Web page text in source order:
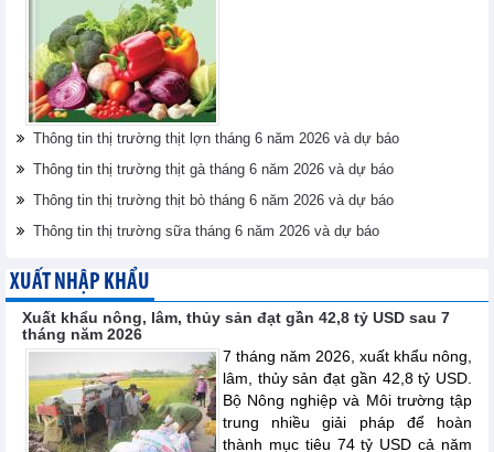
Thông tin thị trường thịt lợn tháng 6 năm 2026 và dự báo
Thông tin thị trường thịt gà tháng 6 năm 2026 và dự báo
Thông tin thị trường thịt bò tháng 6 năm 2026 và dự báo
Thông tin thị trường sữa tháng 6 năm 2026 và dự báo
XUẤT NHẬP KHẨU
Xuất khẩu nông, lâm, thủy sản đạt gần 42,8 tỷ USD sau 7
tháng năm 2026
7 tháng năm 2026, xuất khẩu nông,
lâm, thủy sản đạt gần 42,8 tỷ USD.
Bộ Nông nghiệp và Môi trường tập
trung nhiều giải pháp để hoàn
thành mục tiêu 74 tỷ USD cả năm